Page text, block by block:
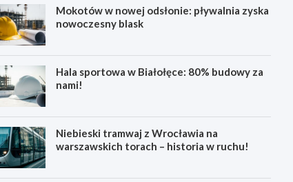
Mokotów w nowej odsłonie: pływalnia zyska
nowoczesny blask
Hala sportowa w Białołęce: 80% budowy za
nami!
Niebieski tramwaj z Wrocławia na
warszawskich torach – historia w ruchu!